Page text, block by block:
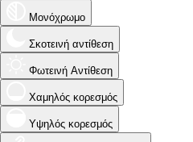
Μονόχρωμο
Σκοτεινή αντίθεση
Φωτεινή Αντίθεση
Χαμηλός κορεσμός
Υψηλός κορεσμός